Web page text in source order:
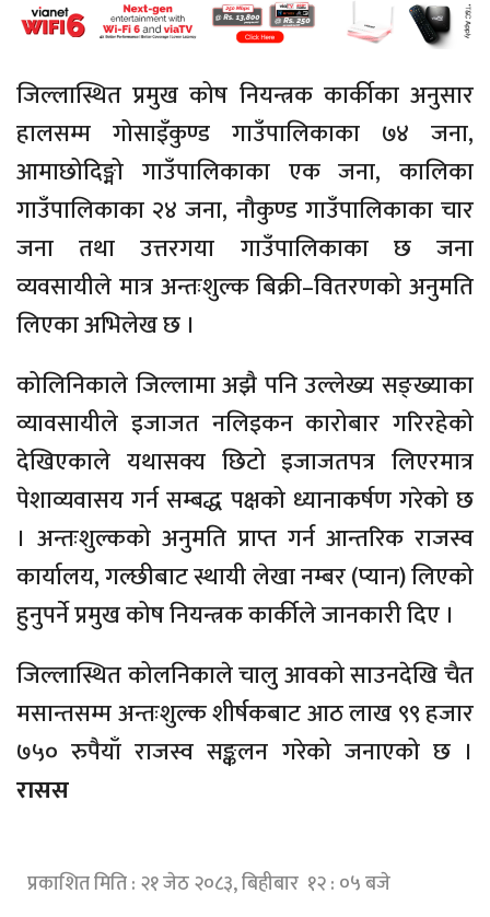
जिल्लास्थित प्रमुख कोष नियन्त्रक कार्कीका अनुसार
हालसम्म गोसाइँकुण्ड गाउँपालिकाका ७४ जना,
आमाछोदिङ्मो गाउँपालिकाका एक जना, कालिका
गाउँपालिकाका २४ जना, नौकुण्ड गाउँपालिकाका चार
जना तथा उत्तरगया गाउँपालिकाका छ जना
व्यवसायीले मात्र अन्तःशुल्क बिक्री–वितरणको अनुमति
लिएका अभिलेख छ ।
कोलिनिकाले जिल्लामा अझै पनि उल्लेख्य सङ्ख्याका
व्यावसायीले इजाजत नलिइकन कारोबार गरिरहेको
देखिएकाले यथासक्य छिटो इजाजतपत्र लिएरमात्र
पेशाव्यवासय गर्न सम्बद्ध पक्षको ध्यानाकर्षण गरेको छ
। अन्तःशुल्कको अनुमति प्राप्त गर्न आन्तरिक राजस्व
कार्यालय, गल्छीबाट स्थायी लेखा नम्बर (प्यान) लिएको
हुनुपर्ने प्रमुख कोष नियन्त्रक कार्कीले जानकारी दिए ।
जिल्लास्थित कोलनिकाले चालु आवको साउनदेखि चैत
मसान्तसम्म अन्तःशुल्क शीर्षकबाट आठ लाख ९९ हजार
७५० रुपैयाँ राजस्व सङ्कलन गरेको जनाएको छ ।
रासस
प्रकाशित मिति : २१ जेठ २०८३, बिहीबार १२ : ०५ बजे